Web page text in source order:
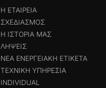
Η ΕΤΑΙΡΕΊΑ
ΣΧΕΔΙΑΣΜΌΣ
Η ΙΣΤΟΡΊΑ ΜΑΣ
ΛΉΨΕΙΣ
ΝΈΑ ΕΝΕΡΓΕΙΑΚΉ ΕΤΙΚΈΤΑ
ΤΕΧΝΙΚΉ ΥΠΗΡΕΣΊΑ
INDIVIDUAL